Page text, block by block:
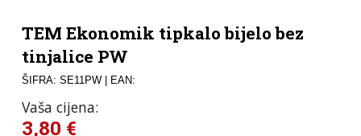
TEM Ekonomik tipkalo bijelo bez
tinjalice PW
ŠIFRA: SE11PW| EAN:
Vaša cijena:
3,80 €